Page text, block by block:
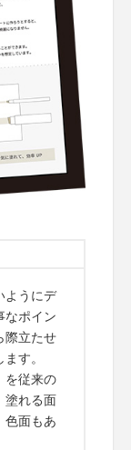
ようにデ
なポイン
際立たせ
す。
を従来の
塗れる面
色面もあ